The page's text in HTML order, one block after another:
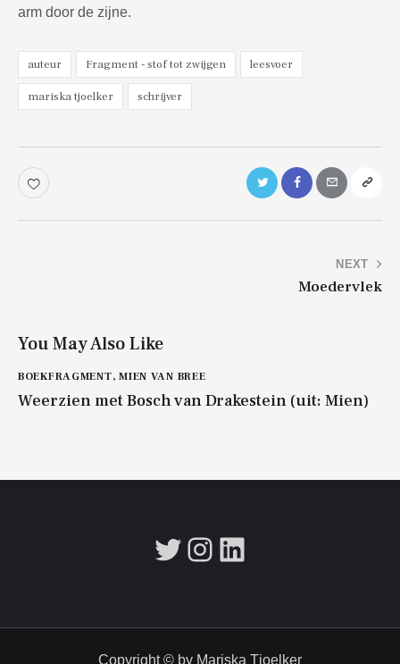
arm door de zijne.
auteur Fragment - stof tot zwijgen leesvoer
mariska tjoelker schrijver
NEXT
Moedervlek
You May Also Like
BOEKFRAGMENT,MIEN VAN BREE
Weerzien met Bosch van Drakestein (uit: Mien)
Twitter
Instagram
LinkedIn
Copyright © by Mariska Tjoelker